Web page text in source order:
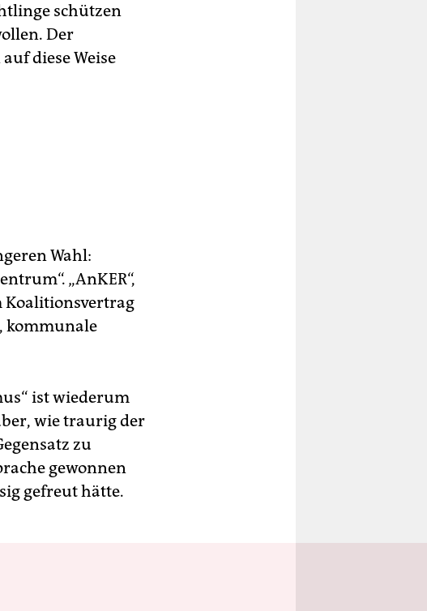
schützen
Der
diese Weise
Wahl:
„AnKER“,
Koalitionsvertrag
kommunale
ist wiederum
wie traurig der
zu
gewonnen
gefreut hätte.